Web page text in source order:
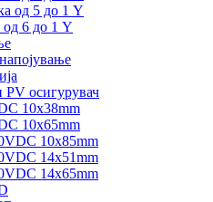
од 5 до 1 Y
од 6 до 1 Y
PV осигурувач
10x38mm
10x65mm
10x85mm
14x51mm
14x65mm